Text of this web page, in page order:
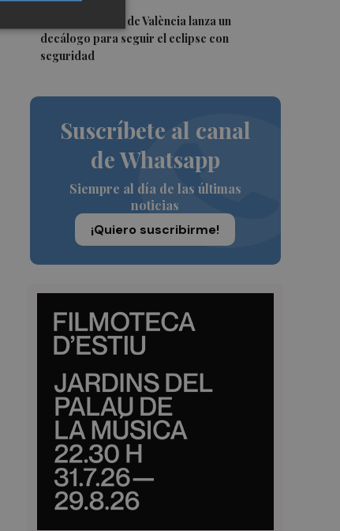
El Ayuntamiento de València lanza un
decálogo para seguir el eclipse con
seguridad
Suscríbete al canal
de Whatsapp
Siempre al día de las últimas
noticias
¡Quiero suscribirme!